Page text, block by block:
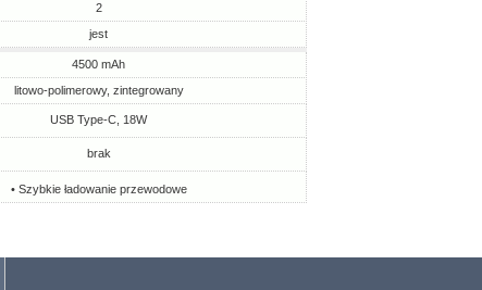
2
jest
4500 mAh
litowo-polimerowy, zintegrowany
USB Type-C, 18W
brak
• Szybkie ładowanie przewodowe